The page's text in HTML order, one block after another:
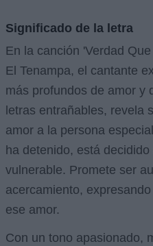
Significado de la letra
En la canción 'Verdad
El Tenampa, el cantante
más profundos de amor y
letras entrañables, revela
amor a la persona
ha detenido, está
vulnerable. Promete ser
acercamiento,
ese amor.
Con un tono apasionado,